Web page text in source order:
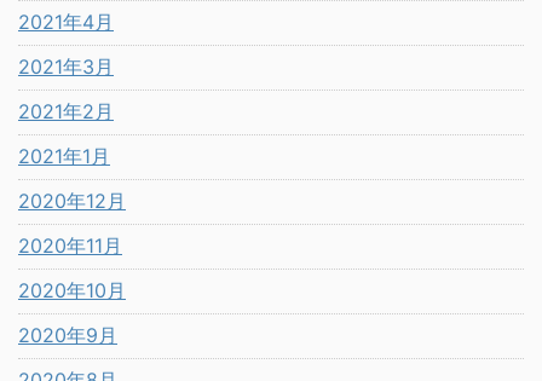
2021年4月
2021年3月
2021年2月
2021年1月
2020年12月
2020年11月
2020年10月
2020年9月